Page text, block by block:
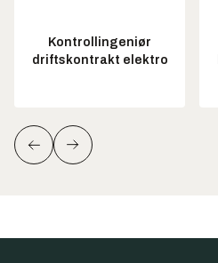
Kontrollingeniør
driftskontrakt elektro